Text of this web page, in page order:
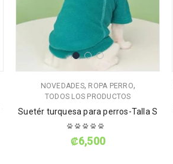
NOVEDADES, ROPA PERRO,
TODOS LOS PRODUCTOS
Suetér turquesa para perros-Talla S
₡6,500